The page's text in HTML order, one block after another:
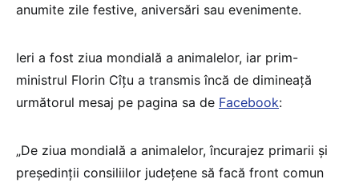
anumite zile festive, aniversări sau evenimente.
Ieri a fost ziua mondială a animalelor, iar prim-
ministrul Florin Cîțu a transmis încă de dimineață
următorul mesaj pe pagina sa de Facebook:
„De ziua mondială a animalelor, încurajez primarii și
președinții consiliilor județene să facă front comun